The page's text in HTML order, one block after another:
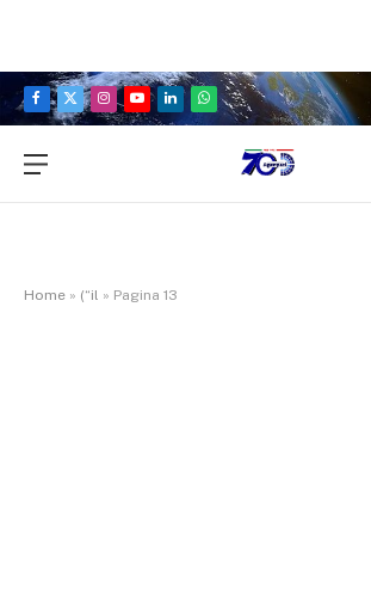
Facebook
X
Instagram
YouTubeLinkedInWhatsApp
Home » (“il » Pagina 13